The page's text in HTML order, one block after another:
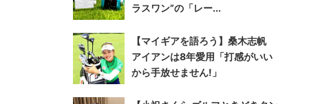
ラスワン”の「レー...
【マイギアを語ろう】桑木志帆
アイアンは8年愛用「打感がいい
から手放せません!」